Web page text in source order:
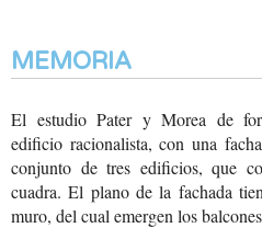
MEMORIA
El estudio Pater y Morea de
edificio racionalista, con una
conjunto de tres edificios, que
cuadra. El plano de la fachada
muro, del cual emergen los